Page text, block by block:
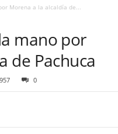
Morena a la alcaldía de...
mano por
de Pachuca
0